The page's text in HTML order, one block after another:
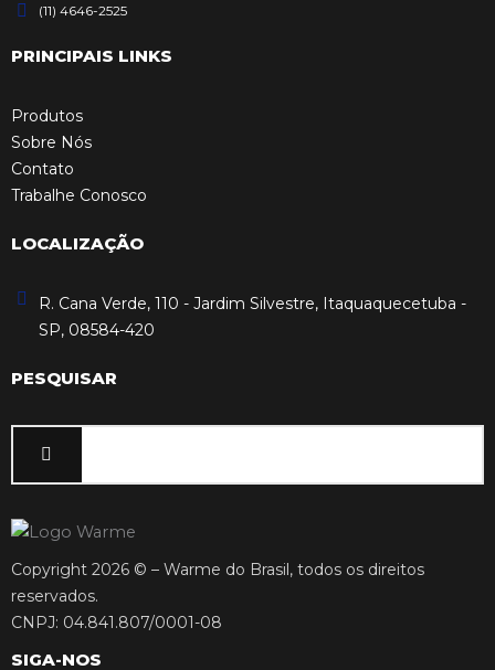
(11) 4646-2525
PRINCIPAIS LINKS
Produtos
Sobre Nós
Contato
Trabalhe Conosco
LOCALIZAÇÃO
R. Cana Verde, 110 - Jardim Silvestre, Itaquaquecetuba -
SP, 08584-420
PESQUISAR
Copyright 2026 © – Warme do Brasil, todos os direitos
reservados.
CNPJ: 04.841.807/0001-08
SIGA-NOS